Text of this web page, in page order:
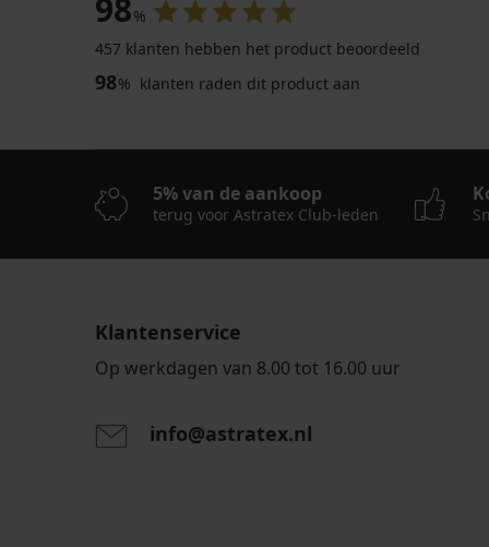
Bh
Marte
verstevigd
code
Bh
Spacer
3D
voorgevormd
37,59
code
98%
457 klanten hebben het product beoordeeld
98% klanten raden dit product aan
5% van de aankoop
terug voor Astratex Club-leden
Klantenservice
Op werkdagen van 8.00 tot 16.00 uur
info@astratex.nl